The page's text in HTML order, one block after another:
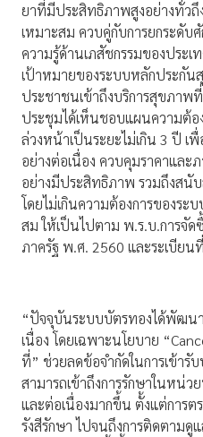
ยาที่มีประสิทธิภาพสูงอย่างทั่วถึ
เหมาะสม ควบคู่กับการยกระดับ
ความรู้ด้านเภสัชกรรมของประ
เป้าหมายของระบบหลักประกั
ประชาชนเข้าถึงบริการสุขภาพ
ประชุมได้เห็นชอบแผนความต้อ
ล่วงหน้าเป็นระยะไม่เกิน 3 ปี เ
อย่างต่อเนื่อง ควบคุมราคาและ
อย่างมีประสิทธิภาพ รวมถึงสนั
โดยไม่เกินความต้องการของระ
สม ให้เป็นไปตาม พ.ร.บ.การจัด
ภาครัฐ พ.ศ. 2560 และระเบียน
“ปัจจุบันระบบบัตรทองได้พัฒนา
เนื่อง โดยเฉพาะนโยบาย
ที่” ช่วยลดข้อจำกัดในการเข้ารั
สามารถเข้าถึงการรักษาในหน่
และต่อเนื่องมากขึ้น ตั้งแต่การต
รังสีรักษา ไปจนถึงการติดตามดู